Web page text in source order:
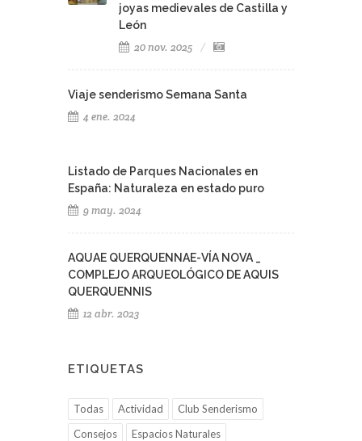
joyas medievales de Castilla y
León
20 nov. 2025
Viaje senderismo Semana Santa
4 ene. 2024
Listado de Parques Nacionales en
España: Naturaleza en estado puro
9 may. 2024
AQUAE QUERQUENNAE-VÍA NOVA _
COMPLEJO ARQUEOLÓGICO DE AQUIS
QUERQUENNIS
12 abr. 2023
ETIQUETAS
Todas Actividad
Club Senderismo
Consejos
Espacios Naturales